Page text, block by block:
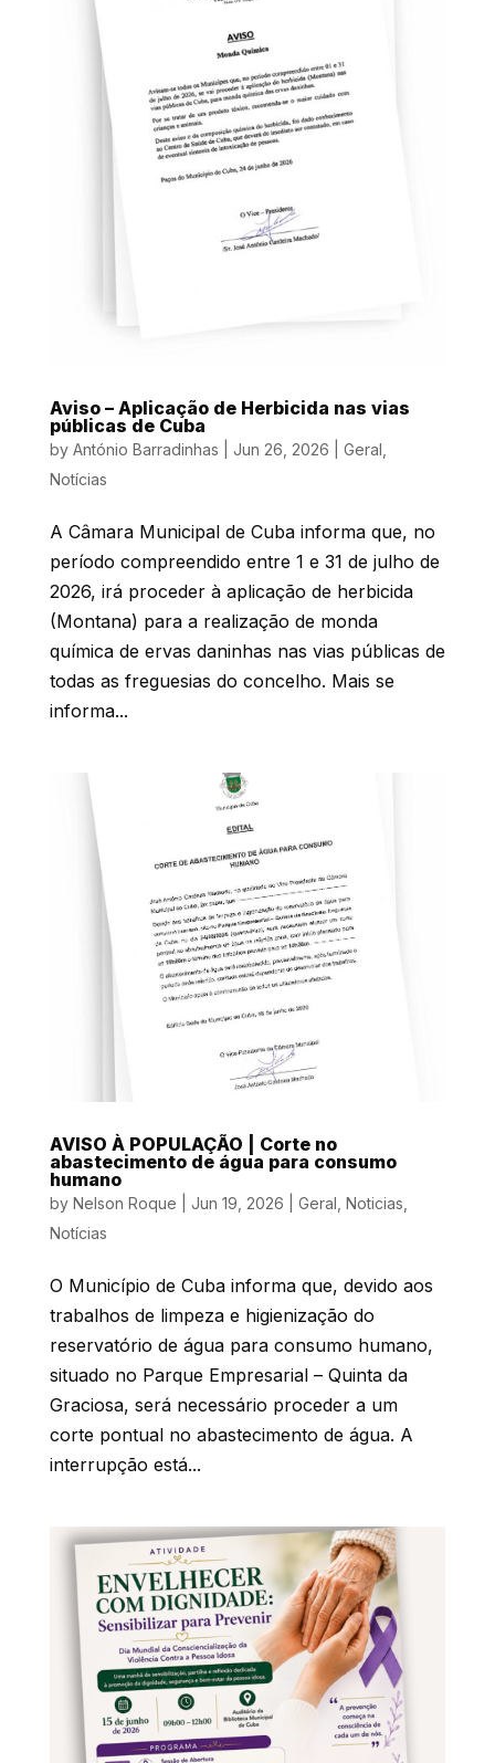
Aviso – Aplicação de Herbicida nas vias
públicas de Cuba
by António Barradinhas Jun 26, 2026 Geral
Notícias
A Câmara Municipal de Cuba informa que, no
período compreendido entre 1 e 31 de julho de
2026, irá proceder à aplicação de herbicida
(Montana) para a realização de monda
química de ervas daninhas nas vias públicas de
todas as freguesias do concelho. Mais se
informa...
AVISO À POPULAÇÃO | Corte no
abastecimento de água para consumo
humano
by Nelson Roque Jun 19, 2026 Geral Noticias
Notícias
O Município de Cuba informa que, devido aos
trabalhos de limpeza e higienização do
reservatório de água para consumo humano,
situado no Parque Empresarial – Quinta da
Graciosa, será necessário proceder a um
corte pontual no abastecimento de água. A
interrupção está...